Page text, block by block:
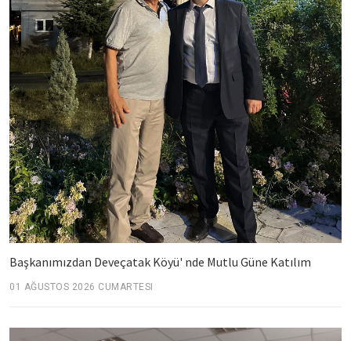
Başkanımızdan Deveçatak Köyü' nde Mutlu Güne Katılım
01 AĞUSTOS 2026 CUMARTESI